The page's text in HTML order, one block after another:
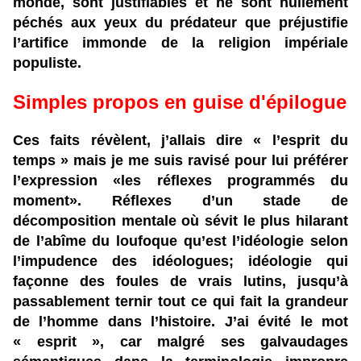
péchés aux yeux du prédateur que préjustifie
l’artifice immonde de la religion impériale
populiste.
Simples propos en guise d'épilogue
Ces faits révèlent, j’allais dire « l’esprit du
temps » mais je me suis ravisé pour lui préférer
l’expression «les réflexes programmés du
moment». Réflexes d’un stade de
décomposition mentale où sévit le plus hilarant
de l’abîme du loufoque qu’est l’idéologie selon
l’impudence des idéologues; idéologie qui
façonne des foules de vrais lutins, jusqu’à
passablement ternir tout ce qui fait la grandeur
de l’homme dans l’histoire. J’ai évité le mot
« esprit », car malgré ses galvaudages